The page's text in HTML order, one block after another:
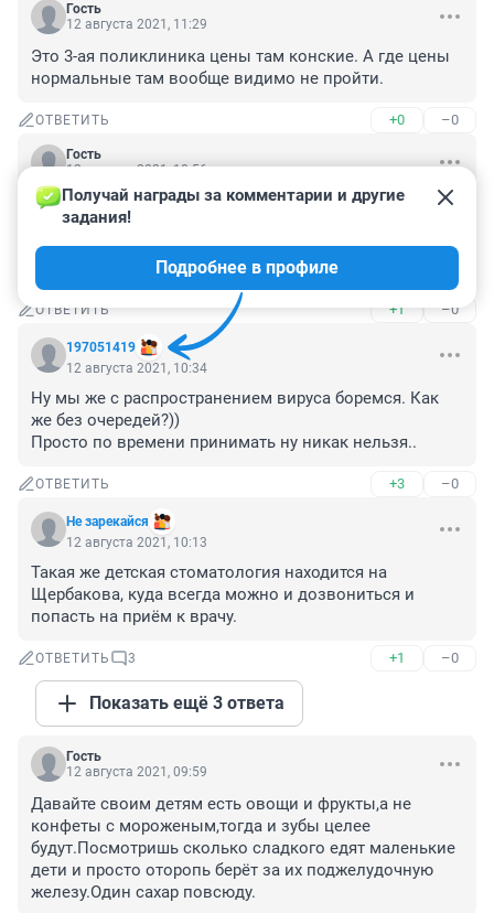
Гость
12 августа 2021, 11:29
Это 3-ая поликлиника цены там конские. А где цены
нормальные там вообще видимо не пройти.
ОТВЕТИТЬ +0 –0
Гость
12 августа 2021, 10:56
Сколько лет лечились в детской стоматологии,всегда
платили за пломбы,иногда цены были,как в платной
стоматологии,но приходили вечером и в смотровой
почти никого не было.
ОТВЕТИТЬ +1 –0
197051419
Получай награды за комментарии и другие
задания!
Подробнее в профиле
12 августа 2021, 10:34
Ну мы же с распространением вируса боремся. Как
же без очередей?))
Просто по времени принимать ну никак нельзя..
ОТВЕТИТЬ +3 –0
Не зарекайся
12 августа 2021, 10:13
Такая же детская стоматология находится на
Щербакова, куда всегда можно и дозвониться и
попасть на приём к врачу.
ОТВЕТИТЬ 3 +1 –0
Показать ещё 3 ответа
Гость
12 августа 2021, 09:59
Давайте своим детям есть овощи и фрукты,а не
конфеты с мороженым,тогда и зубы целее
будут.Посмотришь сколько сладкого едят маленькие
дети и просто оторопь берёт за их поджелудочную
железу.Один сахар повсюду.